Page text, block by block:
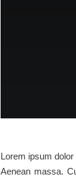
Lorem ipsum
Aenean massa.